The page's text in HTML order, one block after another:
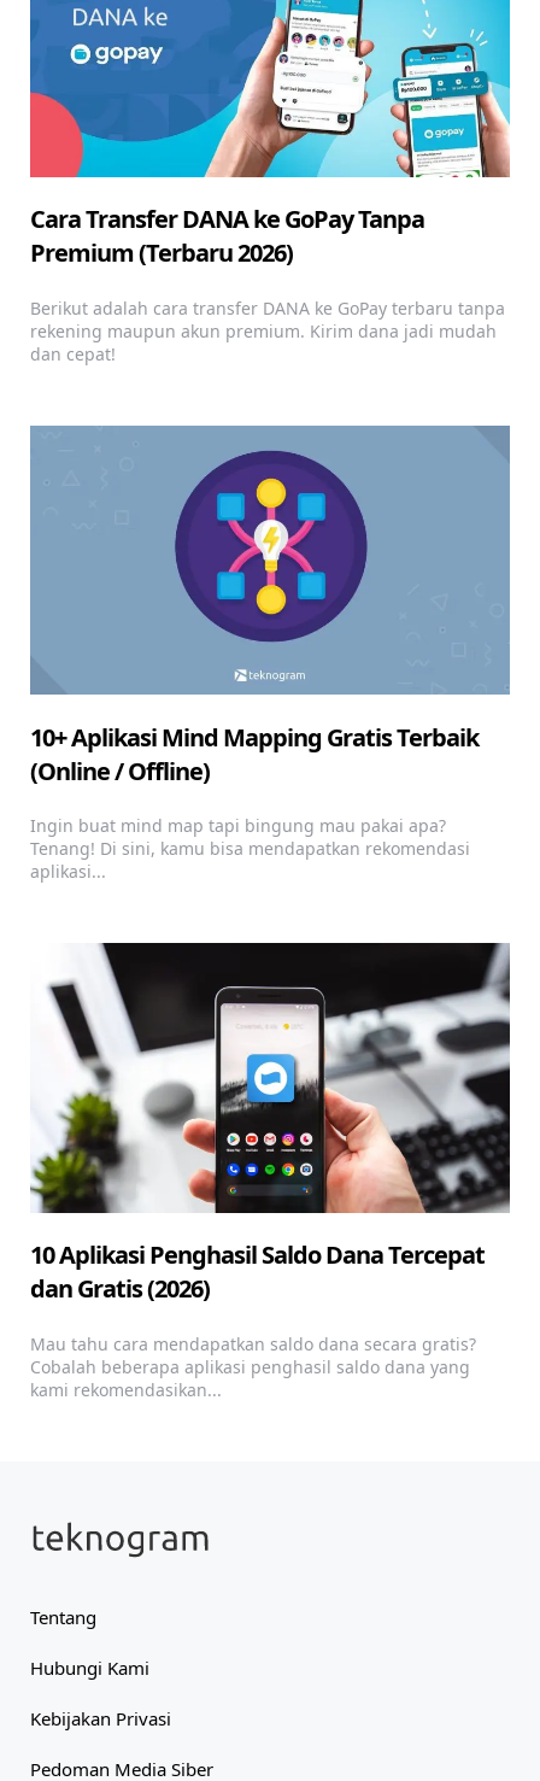
Cara Transfer DANA ke GoPay Tanpa
Premium (Terbaru 2026)
Berikut adalah cara transfer DANA ke GoPay terbaru tanpa
rekening maupun akun premium. Kirim dana jadi mudah
dan cepat!
10+ Aplikasi Mind Mapping Gratis Terbaik
(Online / Offline)
Ingin buat mind map tapi bingung mau pakai apa?
Tenang! Di sini, kamu bisa mendapatkan rekomendasi
aplikasi...
10 Aplikasi Penghasil Saldo Dana Tercepat
dan Gratis (2026)
Mau tahu cara mendapatkan saldo dana secara gratis?
Cobalah beberapa aplikasi penghasil saldo dana yang
kami rekomendasikan...
Tentang
Hubungi Kami
Kebijakan Privasi
Pedoman Media Siber